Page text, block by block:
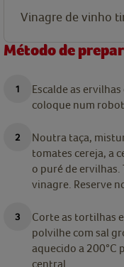
Vinagre de vinho
Método de
Escalde as
coloque num
Noutra taça,
tomates cereja, a
o puré de
vinagre. Reserve
Corte as tortilhas
polvilhe com sal
aquecido a 200°C
central.